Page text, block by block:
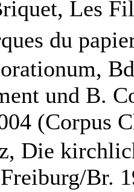
Les
du
und B.
(Corpus
Die
Br.